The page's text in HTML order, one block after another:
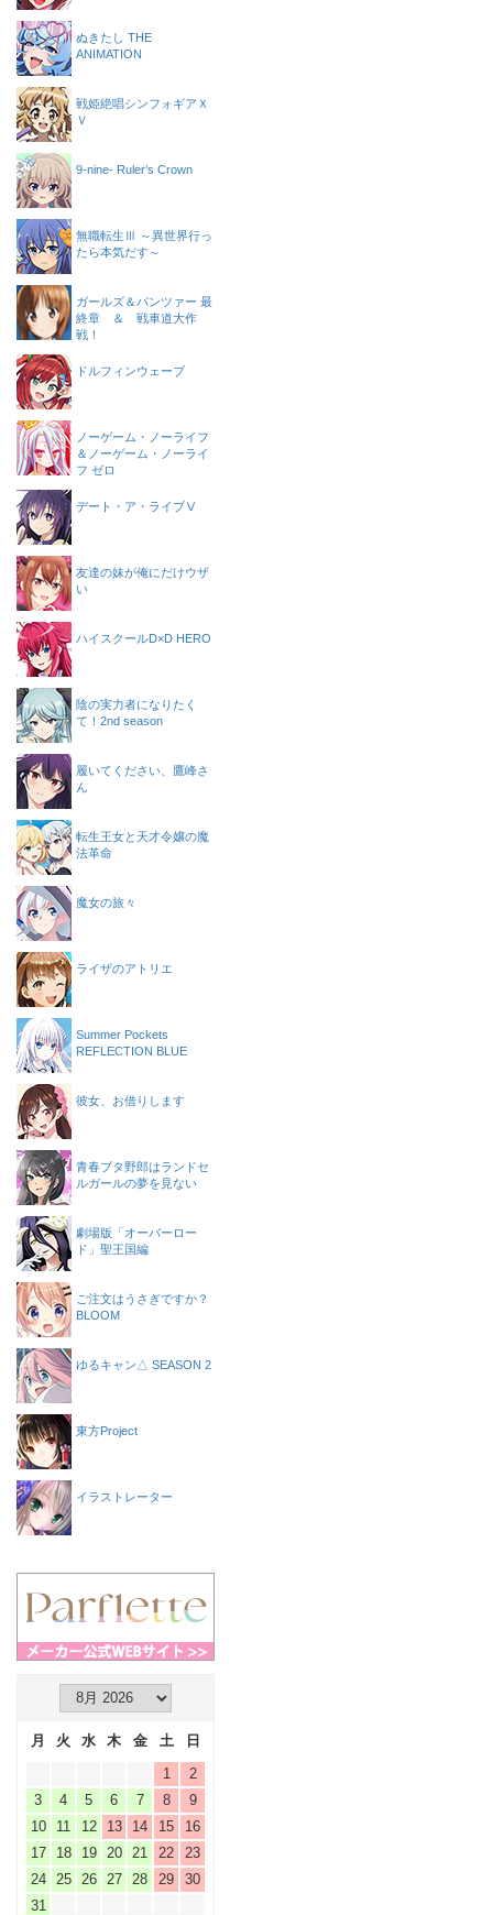
ぬきたし THE
ANIMATION
戦姫絶唱シンフォギアＸ
Ｖ
9-nine- Ruler’s Crown
無職転生Ⅲ ～異世界行っ
たら本気だす～
ガールズ＆パンツァー 最
終章 ＆ 戦車道大作
戦！
ドルフィンウェーブ
ノーゲーム・ノーライフ
＆ノーゲーム・ノーライ
フ ゼロ
デート・ア・ライブⅤ
友達の妹が俺にだけウザ
い
ハイスクールD×D HERO
陰の実力者になりたく
て！2nd season
履いてください、鷹峰さ
ん
転生王女と天才令嬢の魔
法革命
魔女の旅々
ライザのアトリエ
Summer Pockets
REFLECTION BLUE
彼女、お借りします
青春ブタ野郎はランドセ
ルガールの夢を見ない
劇場版「オーバーロー
ド」聖王国編
ご注文はうさぎですか？
BLOOM
ゆるキャン△ SEASON 2
東方Project
イラストレーター
月 火 水 木 金 土
日
1
2
3
4 5 6 7 8
9
10
11 12 13 14 15
16
17
18 19 20 21 22
23
24
25 26 27 28 29
30
31